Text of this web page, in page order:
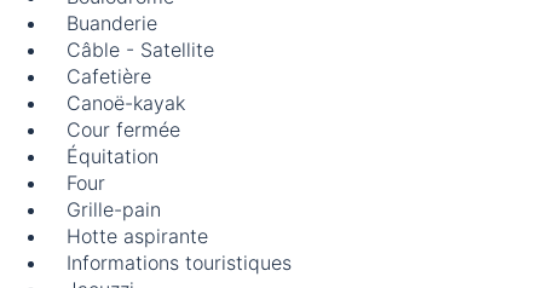
Buanderie
Câble - Satellite
Cafetière
Canoë-kayak
Cour fermée
Équitation
Four
Grille-pain
Hotte aspirante
Informations touristiques